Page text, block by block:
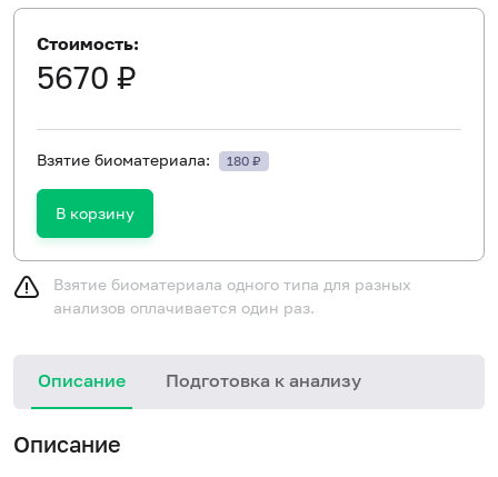
Стоимость:
5670 ₽
Взятие биоматериала: 180 ₽
В корзину
Взятие биоматериала одного типа для разных
анализов оплачивается один раз.
Описание Подготовка к анализу
Описание